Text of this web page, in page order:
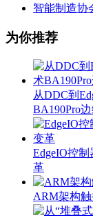
智能制造协
为你推荐
从DDC到
BA190Pro
EdgeIO控
革
ARM架构